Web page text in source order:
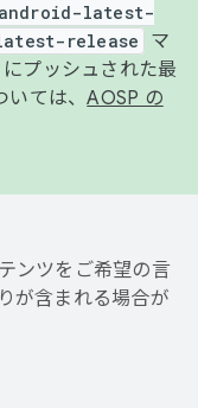
android-latest-
release
マ
プッシュされた最
いては、AOSP の
ンツをご希望の言
が含まれる場合が